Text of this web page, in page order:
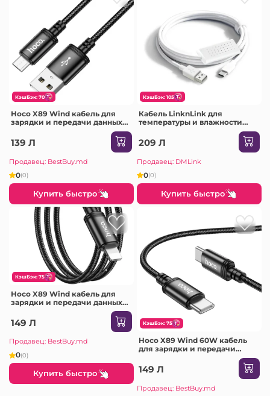
КэшБэк: 70
Hoco X89 Wind кабель для
зарядки и передачи данных
упаковке) черный
139 Л
Продавец: BestBuy.md
0(0)
Купить быстро
КэшБэк: 105
Кабель LinknLink для
температуры и влажности
для eMotion Pro/Max/Ultra
209 Л
Продавец: DMLink
0(0)
Купить быстро
КэшБэк: 75
Hoco X89 Wind кабель для
зарядки и передачи данных
упаковке) черный
149 Л
Продавец: BestBuy.md
0(0)
Купить быстро
КэшБэк: 75
Hoco X89 Wind 60W кабель
для зарядки и передачи
данных USB-C на USB-C(длина
2 м)(в упаковке) черный
149 Л
Продавец: BestBuy.md